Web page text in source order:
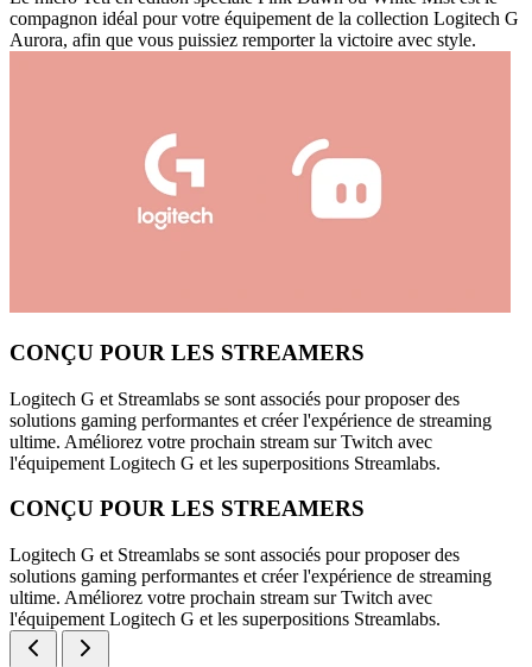
compagnon idéal pour votre équipement de la collection Logitech G
Aurora, afin que vous puissiez remporter la victoire avec style.
CONÇU POUR LES STREAMERS
Logitech G et Streamlabs se sont associés pour proposer des
solutions gaming performantes et créer l'expérience de streaming
ultime. Améliorez votre prochain stream sur Twitch avec
l'équipement Logitech G et les superpositions Streamlabs.
CONÇU POUR LES STREAMERS
Logitech G et Streamlabs se sont associés pour proposer des
solutions gaming performantes et créer l'expérience de streaming
ultime. Améliorez votre prochain stream sur Twitch avec
l'équipement Logitech G et les superpositions Streamlabs.